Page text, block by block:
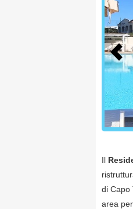
Il
di Capo
area